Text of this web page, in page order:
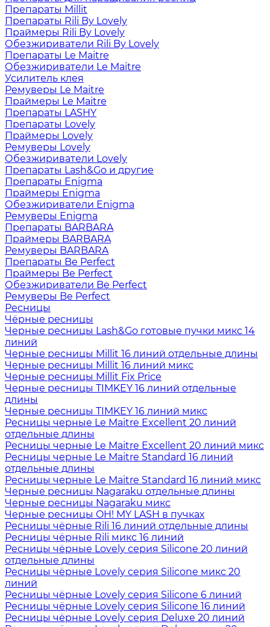
Препараты Millit
Препараты Rili By Lovely
Праймеры Rili By Lovely
Обезжириватели Rili By Lovely
Препараты Le Maitre
Обезжириватели Le Maitre
Усилитель клея
Ремуверы Le Maitre
Праймеры Le Maitre
Препараты LASHY
Препараты Lovely
Праймеры Lovely
Ремуверы Lovely
Обезжириватели Lovely
Препараты Lash&Go и другие
Препараты Enigma
Праймеры Enigma
Обезжириватели Enigma
Ремуверы Enigma
Препараты BARBARA
Праймеры BARBARA
Ремуверы BARBARA
Препараты Be Perfect
Праймеры Be Perfect
Обезжириватели Be Perfect
Ремуверы Be Perfect
Ресницы
Чёрные ресницы
Черные ресницы Lash&Go готовые пучки микс 14
линий
Черные ресницы Millit 16 линий отдельные длины
Черные ресницы Millit 16 линий микс
Черные ресницы Millit Fix Price
Черные ресницы TIMKEY 16 линий отдельные
длины
Черные ресницы TIMKEY 16 линий микс
Ресницы черные Le Maitre Excellent 20 линий
отдельные длины
Ресницы черные Le Maitre Excellent 20 линий микс
Ресницы черные Le Maitre Standard 16 линий
отдельные длины
Ресницы черные Le Maitre Standard 16 линий микс
Черные ресницы Nagaraku отдельные длины
Черные ресницы Nagaraku микс
Черные ресницы OH! MY LASH в пучках
Ресницы чёрные Rili 16 линий отдельные длины
Ресницы чёрные Rili микс 16 линий
Ресницы чёрные Lovely серия Silicone 20 линий
отдельные длины
Ресницы чёрные Lovely серия Silicone микс 20
линий
Ресницы чёрные Lovely серия Silicone 6 линий
Ресницы чёрные Lovely серия Silicone 16 линий
Ресницы чёрные Lovely серия Deluxe 20 линий